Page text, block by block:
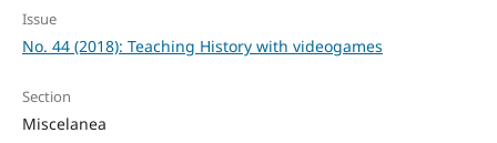
Issue
No. 44 (2018): Teaching History with videogames
Section
Miscelanea